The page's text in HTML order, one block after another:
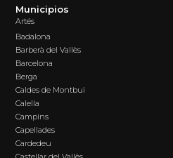
Municipios
Artés
Badalona
Barberà del Vallès
Barcelona
Berga
Caldes de Montbui
Calella
Campins
Capellades
Cardedeu